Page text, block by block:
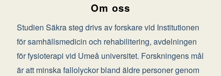
Om oss
Studien Säkra steg drivs av forskare vid Institutionen
för samhällsmedicin och rehabilitering, avdelningen
för fysioterapi vid Umeå universitet. Forskningens mål
är att minska fallolyckor bland äldre personer genom